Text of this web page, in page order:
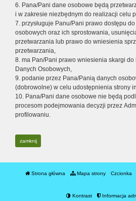
6. Pana/Pani dane osobowe będą
i w zakresie niezbędnym do realizacji celu
7. przysługuje Panu/Pani prawo dostępu
osobowych oraz ich sprostowania,
przetwarzania lub prawo do wniesienia
przetwarzania,
8. ma Pan/Pani prawo wniesienia skargi
Danych Osobowych,
9. podanie przez Pana/Panią danych
(dobrowolne) w celu udostępnienia strony
10. Pana/Pani dane osobowe nie będą
procesom podejmowania decyzji przez
profilowaniu.
zamknij
Strona główna Mapa strony Czcionka
Kontrast Informacja